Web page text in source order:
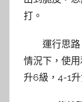
打。
運行思
情況下，使
升6級，4-1